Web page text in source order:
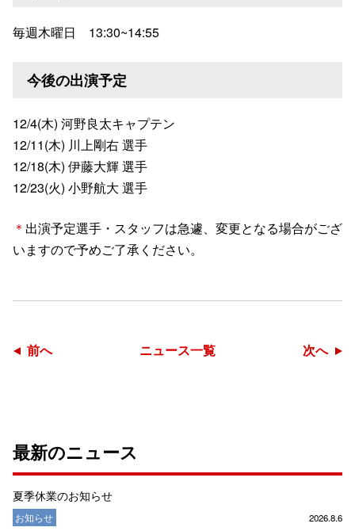
毎週木曜日 13:30~14:55
今後の出演予定
12/4(木) 河野良太キャプテン
12/11(木) 川上剛右 選手
12/18(木) 伊藤大輝 選手
12/23(火) 小野航大 選手
＊ 出演予定選手・スタッフは急遽、変更となる場合がござ
いますので予めご了承ください。
前へ ニュース一覧 次へ
最新のニュース
夏季休業のお知らせ
お知らせ 2026.8.6